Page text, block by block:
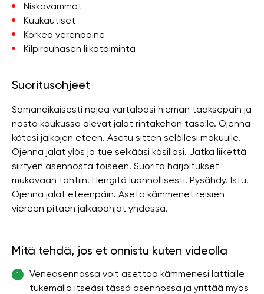
Niskavammat
Kuukautiset
Korkea verenpaine
Kilpirauhasen liikatoiminta
Suoritusohjeet
Samanaikaisesti nojaa vartaloasi hieman taaksepäin ja
nosta koukussa olevat jalat rintakehän tasolle. Ojenna
kätesi jalkojen eteen. Asetu sitten selällesi makuulle.
Ojenna jalat ylös ja tue selkääsi käsilläsi. Jatka liikettä
siirtyen asennosta toiseen. Suorita harjoitukset
mukavaan tahtiin. Hengitä luonnollisesti. Pysähdy. Istu.
Ojenna jalat eteenpäin. Aseta kämmenet reisien
viereen pitäen jalkapohjat yhdessä.
Mitä tehdä, jos et onnistu kuten videolla
1
Veneasennossa voit asettaa kämmenesi lattialle
tukemalla itseäsi tässä asennossa ja yrittää myös